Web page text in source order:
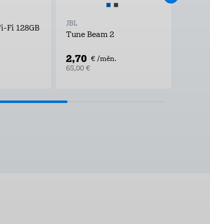
Fi 128GB
JBL
Tune Beam 2
2,70
€ /mēn.
65,00 €